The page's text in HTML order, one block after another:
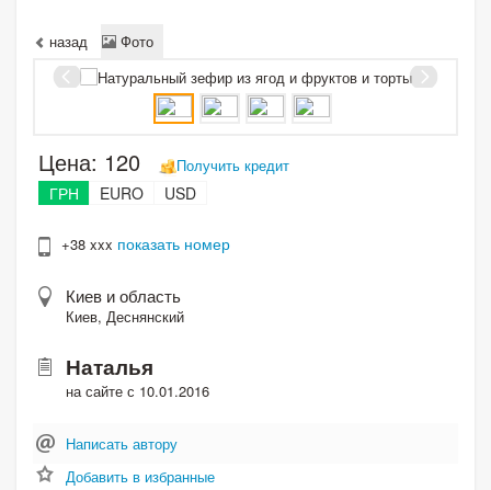
назад Фото
Цена: 120 Получить кредит
ГРН EURO USD
+38 xxx показать номер
Киев и область
Киев, Деснянский
Наталья
на сайте с 10.01.2016
Написать автору
Добавить в избранные